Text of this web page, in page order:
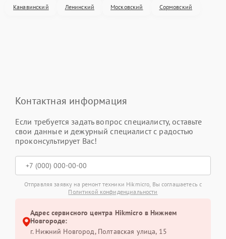
Канавинский Ленинский Московский Сормовский
Контактная информация
Если требуется задать вопрос специалисту, оставьте
свои данные и дежурный специалист с радостью
проконсультирует Вас!
Отправляя заявку на ремонт техники Hikmicro, Вы соглашаетесь с
Политикой конфиденциальности
Адрес сервисного центра Hikmicro в Нижнем
Новгороде:
г. Нижний Новгород, Полтавская улица, 15